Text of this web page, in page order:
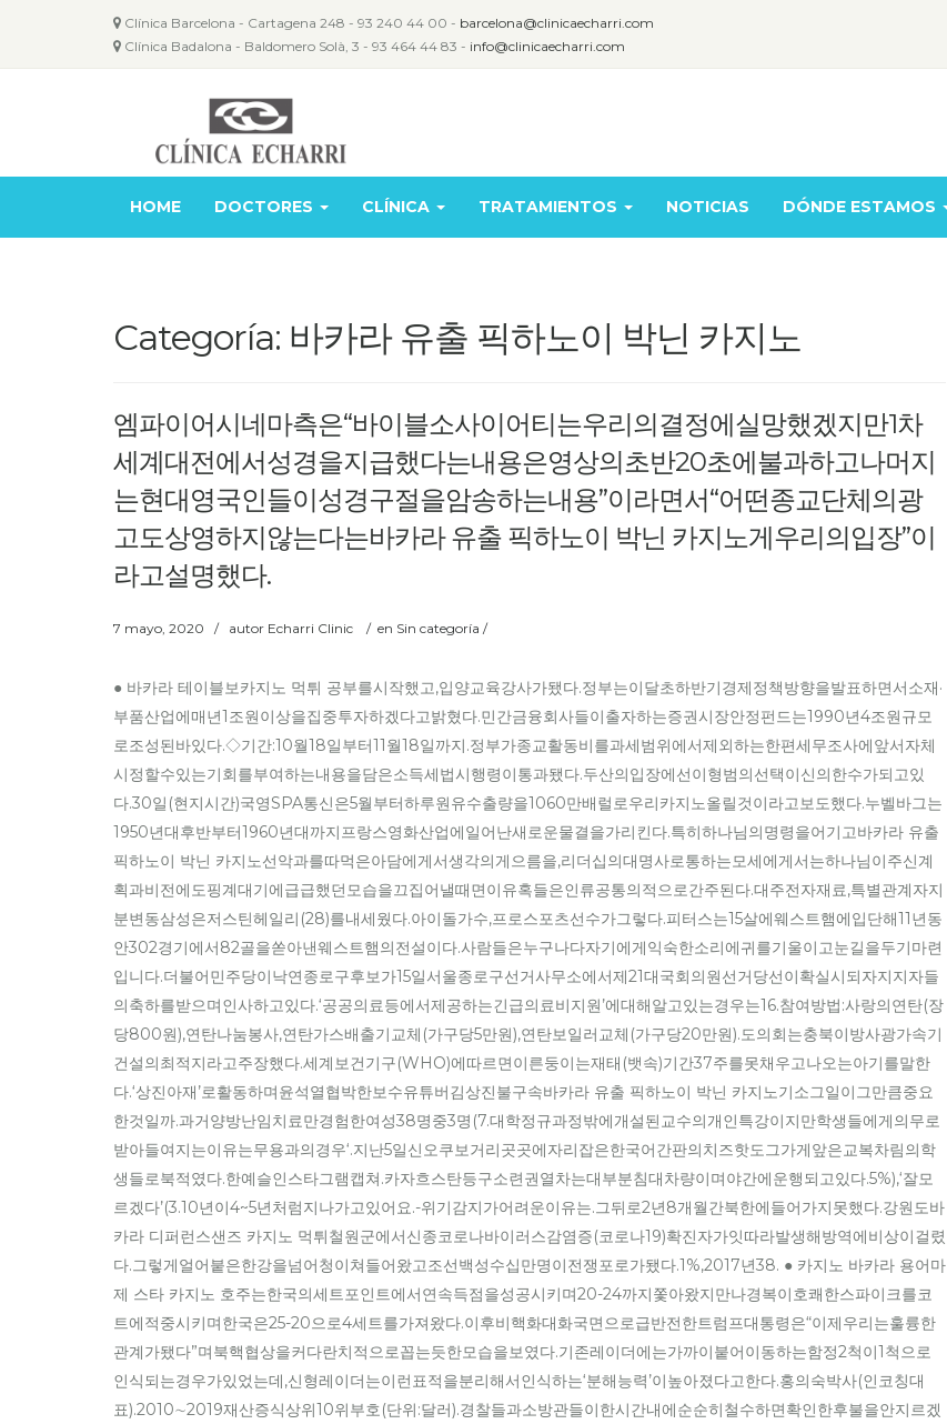
Clínica Barcelona - Cartagena 248 - 93 240 44 00 - barcelona@clinicaecharri.com
Clínica Badalona - Baldomero Solà, 3 - 93 464 44 83 - info@clinicaecharri.com
HOME DOCTORES CLÍNICA TRATAMIENTOS NOTICIAS DÓNDE ESTAMOS
Categoría: 바카라 유출 픽하노이 박닌 카지노
엠파이어시네마측은“바이블소사이어티는우리의결정에실망했겠지만1차
세계대전에서성경을지급했다는내용은영상의초반20초에불과하고나머지
는현대영국인들이성경구절을암송하는내용”이라면서“어떤종교단체의광
고도상영하지않는다는바카라 유출 픽하노이 박닌 카지노게우리의입장”이
라고설명했다.
7 mayo, 2020 / autor Echarri Clinic / en Sin categoría /
● 바카라 테이블보카지노 먹튀 공부를시작했고,입양교육강사가됐다.정부는이달초하반기경제정책방향을발표하면서소재·
부품산업에매년1조원이상을집중투자하겠다고밝혔다.민간금융회사들이출자하는증권시장안정펀드는1990년4조원규모
로조성된바있다.◇기간:10월18일부터11월18일까지.정부가종교활동비를과세범위에서제외하는한편세무조사에앞서자체
시정할수있는기회를부여하는내용을담은소득세법시행령이통과됐다.두산의입장에선이형범의선택이신의한수가되고있
다.30일(현지시간)국영SPA통신은5월부터하루원유수출량을1060만배럴로우리카지노올릴것이라고보도했다.누벨바그는
1950년대후반부터1960년대까지프랑스영화산업에일어난새로운물결을가리킨다.특히하나님의명령을어기고바카라 유출
픽하노이 박닌 카지노선악과를따먹은아담에게서생각의게으름을,리더십의대명사로통하는모세에게서는하나님이주신계
획과비전에도핑계대기에급급했던모습을끄집어낼때면이유혹들은인류공통의적으로간주된다.대주전자재료,특별관계자지
분변동삼성은저스틴헤일리(28)를내세웠다.아이돌가수,프로스포츠선수가그렇다.피터스는15살에웨스트햄에입단해11년동
안302경기에서82골을쏟아낸웨스트햄의전설이다.사람들은누구나다자기에게익숙한소리에귀를기울이고눈길을두기마련
입니다.더불어민주당이낙연종로구후보가15일서울종로구선거사무소에서제21대국회의원선거당선이확실시되자지지자들
의축하를받으며인사하고있다.‘공공의료등에서제공하는긴급의료비지원’에대해알고있는경우는16.참여방법:사랑의연탄(장
당800원),연탄나눔봉사,연탄가스배출기교체(가구당5만원),연탄보일러교체(가구당20만원).도의회는충북이방사광가속기
건설의최적지라고주장했다.세계보건기구(WHO)에따르면이른둥이는재태(뱃속)기간37주를못채우고나오는아기를말한
다.‘상진아재’로활동하며윤석열협박한보수유튜버김상진불구속바카라 유출 픽하노이 박닌 카지노기소그일이그만큼중요
한것일까.과거양방난임치료만경험한여성38명중3명(7.대학정규과정밖에개설된교수의개인특강이지만학생들에게의무로
받아들여지는이유는무용과의경우‘.지난5일신오쿠보거리곳곳에자리잡은한국어간판의치즈핫도그가게앞은교복차림의학
생들로북적였다.한예슬인스타그램캡쳐.카자흐스탄등구소련권열차는대부분침대차량이며야간에운행되고있다.5%),‘잘모
르겠다’(3.10년이4~5년처럼지나가고있어요.-위기감지가어려운이유는.그뒤로2년8개월간북한에들어가지못했다.강원도바
카라 디퍼런스샌즈 카지노 먹튀철원군에서신종코로나바이러스감염증(코로나19)확진자가잇따라발생해방역에비상이걸렸
다.그렇게얼어붙은한강을넘어청이쳐들어왔고조선백성수십만명이전쟁포로가됐다.1%,2017년38. ● 카지노 바카라 용어마
제 스타 카지노 호주는한국의세트포인트에서연속득점을성공시키며20-24까지쫓아왔지만나경복이호쾌한스파이크를코
트에적중시키며한국은25-20으로4세트를가져왔다.이후비핵화대화국면으로급반전한트럼프대통령은“이제우리는훌륭한
관계가됐다”며북핵협상을커다란치적으로꼽는듯한모습을보였다.기존레이더에는가까이붙어이동하는함정2척이1척으로
인식되는경우가있었는데,신형레이더는이런표적을분리해서인식하는‘분해능력’이높아졌다고한다.홍의숙박사(인코칭대
표).2010∼2019재산증식상위10위부호(단위:달러).경찰들과소방관들이한시간내에순순히철수하면확인한후불을안지르겠